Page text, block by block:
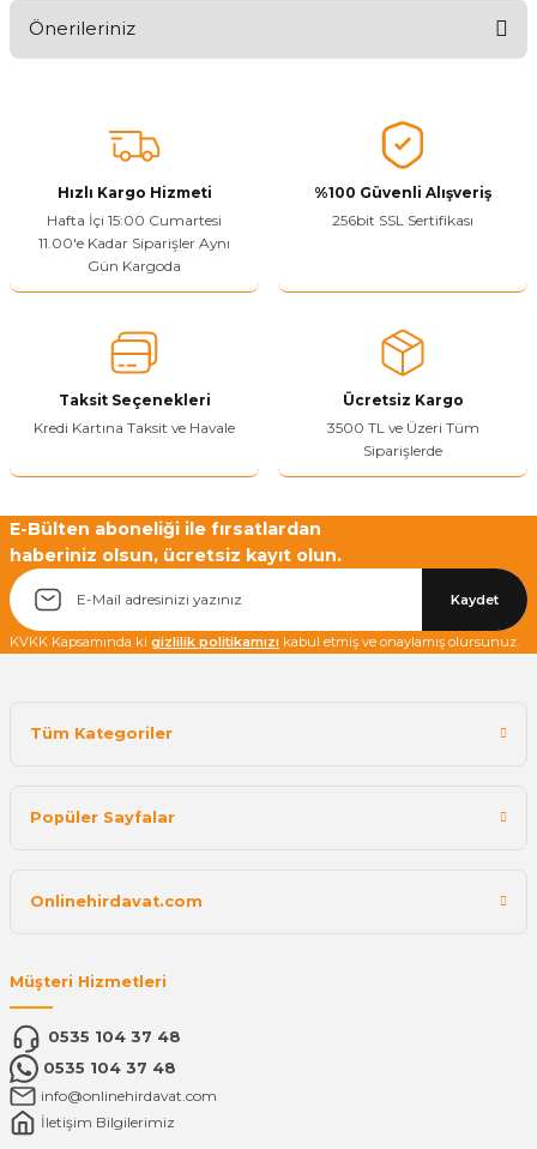
Ürünü Değerlendir
Önerileriniz
tarafımıza iletebilirsiniz.
Görüş ve önerileriniz için teşekkür ederiz.
Ürün resmi kalitesiz, bozuk veya görüntülenemiyor.
Ürün açıklamasında eksik bilgiler bulunuyor.
Sitenize Pek Güvenemedim
Bu ürüne benzer farklı alternatifler olmalı.
Yetkiliye Gönder
Hızlı Kargo Hizmeti
Hafta İçi 15:00 Cumartesi
11.00'e Kadar Siparişler Aynı
Gün Kargoda
%100 Güvenli Alışveriş
256bit SSL Sertifikası
Taksit Seçenekleri
Kredi Kartına Taksit ve Havale
Ücretsiz Kargo
3500 TL ve Üzeri Tüm
Siparişlerde
E-Bülten aboneliği ile fırsatlardan
haberiniz olsun, ücretsiz kayıt olun.
Kaydet
KVKK Kapsamında ki gizlilik politikamızı kabul etmiş ve onaylamış olursunuz.
Tüm Kategoriler
Popüler Sayfalar
Onlinehirdavat.com
Müşteri Hizmetleri
0535 104 37 48
0535 104 37 48
info@onlinehirdavat.com
İletişim Bilgilerimiz